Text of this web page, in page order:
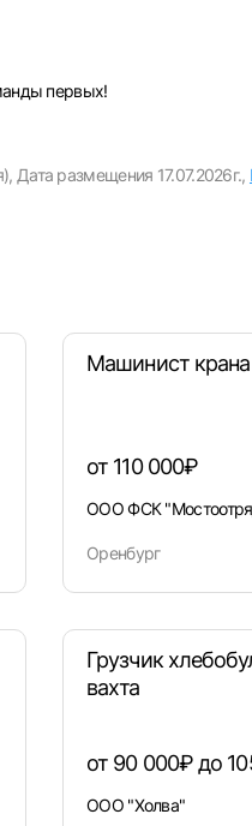
Вход по коду
первых!
Дата размещения 17.07.2026г.,
Машинист
от 110 000₽
ООО ФСК
Оренбург
Грузчик
вахта
от 90 000₽ до
ООО "Холва"